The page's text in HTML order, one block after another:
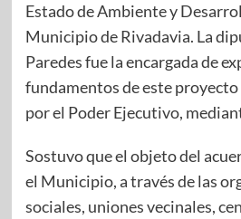
Estado de Ambiente y
Municipio de Rivadavia. La
Paredes fue la encargada de
fundamentos de este
por el Poder Ejecutivo,
Sostuvo que el objeto del
el Municipio, a través de las
sociales, uniones vecinales,